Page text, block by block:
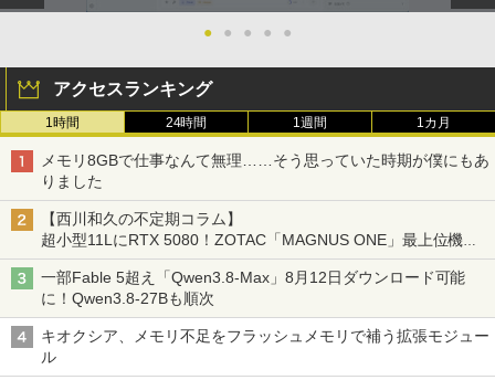
00Hz /180Hz/165Hz/100Hz ゲーミングモ
ニター 1ms応答 pcモニター パソコン モ
sync/VESA cocopar HG-238
￥11,999
0Hz 1ms Fast IPSパネル HDMI2.0×1 DP
1.4×1 Adaptive Sync対応 フリッカーフ
リー ブルーライトカット モニター ディ
スプレイ MAXZEN MGM25IC04-F240
￥12,980
￥38,980
レスイヤホン Bluetooth 5.4 ノイズキャンセ
リング ANC 36時間再生
￥2,980
￥250
ベルレス 650mlPET×24本
￥810● ● ● ● ●
アクセスランキング
1時間 24時間 1週間 1カ月
メモリ8GBで仕事なんて無理……そう思っていた時期が僕にもあ
りました
【西川和久の不定期コラム】
超小型11LにRTX 5080！ZOTAC「MAGNUS ONE」最上位機の
実力を探る
一部Fable 5超え「Qwen3.8-Max」8月12日ダウンロード可能
に！Qwen3.8-27Bも順次
キオクシア、メモリ不足をフラッシュメモリで補う拡張モジュー
ル